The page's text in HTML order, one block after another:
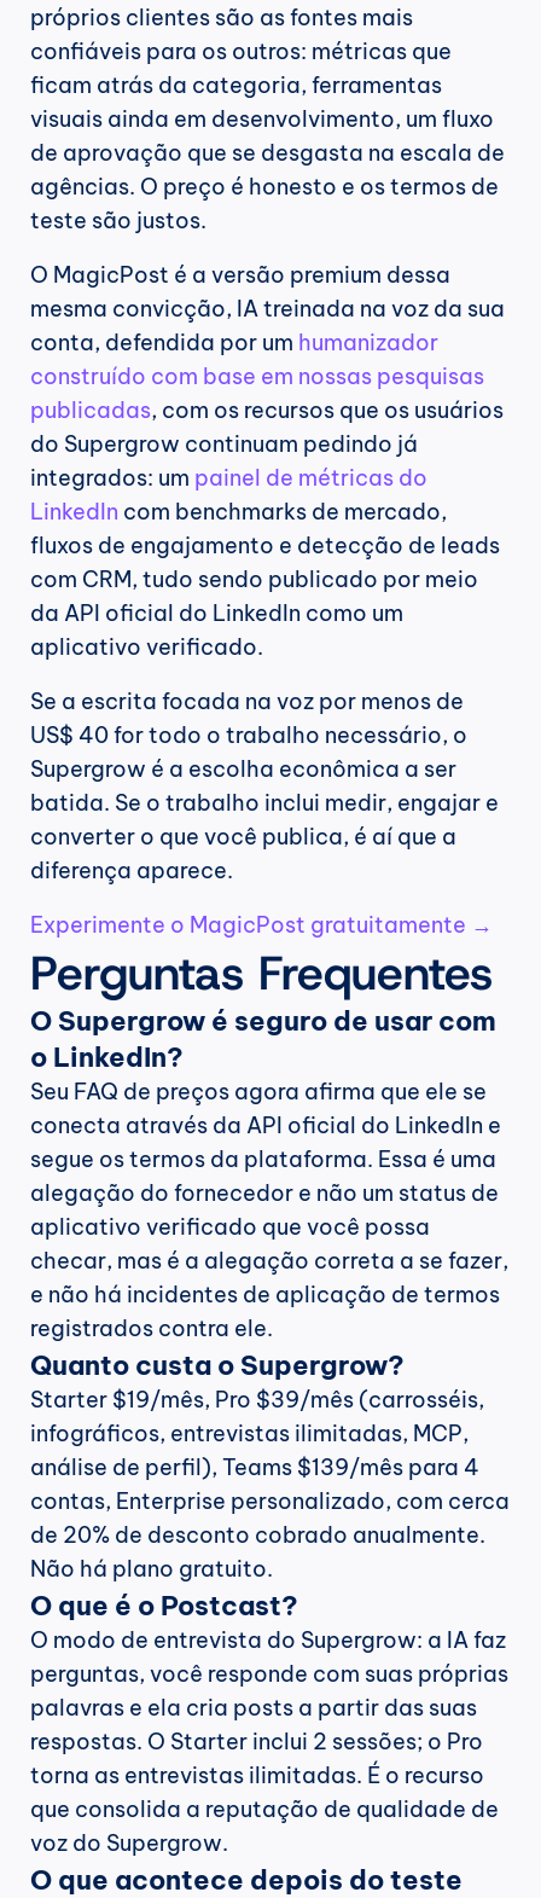
próprios clientes são as fontes mais
confiáveis para os outros: métricas que
ficam atrás da categoria, ferramentas
visuais ainda em desenvolvimento, um fluxo
de aprovação que se desgasta na escala de
agências. O preço é honesto e os termos de
teste são justos.
O MagicPost é a versão premium dessa
mesma convicção, IA treinada na voz da sua
conta, defendida por um humanizador
construído com base em nossas pesquisas
publicadas, com os recursos que os usuários
do Supergrow continuam pedindo já
integrados: um painel de métricas do
LinkedIn com benchmarks de mercado,
fluxos de engajamento e detecção de leads
com CRM, tudo sendo publicado por meio
da API oficial do LinkedIn como um
aplicativo verificado.
Se a escrita focada na voz por menos de
US$ 40 for todo o trabalho necessário, o
Supergrow é a escolha econômica a ser
batida. Se o trabalho inclui medir, engajar e
converter o que você publica, é aí que a
diferença aparece.
Experimente o MagicPost gratuitamente →
Perguntas Frequentes
O Supergrow é seguro de usar com
o LinkedIn?
Seu FAQ de preços agora afirma que ele se
conecta através da API oficial do LinkedIn e
segue os termos da plataforma. Essa é uma
alegação do fornecedor e não um status de
aplicativo verificado que você possa
checar, mas é a alegação correta a se fazer,
e não há incidentes de aplicação de termos
registrados contra ele.
Quanto custa o Supergrow?
Starter $19/mês, Pro $39/mês (carrosséis,
infográficos, entrevistas ilimitadas, MCP,
análise de perfil), Teams $139/mês para 4
contas, Enterprise personalizado, com cerca
de 20% de desconto cobrado anualmente.
Não há plano gratuito.
O que é o Postcast?
O modo de entrevista do Supergrow: a IA faz
perguntas, você responde com suas próprias
palavras e ela cria posts a partir das suas
respostas. O Starter inclui 2 sessões; o Pro
torna as entrevistas ilimitadas. É o recurso
que consolida a reputação de qualidade de
voz do Supergrow.
O que acontece depois do teste